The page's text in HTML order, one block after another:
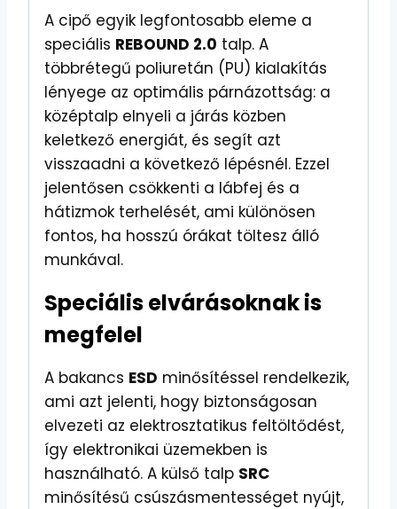
A cipő egyik legfontosabb eleme a
speciális REBOUND 2.0 talp. A
többrétegű poliuretán (PU) kialakítás
lényege az optimális párnázottság: a
középtalp elnyeli a járás közben
keletkező energiát, és segít azt
visszaadni a következő lépésnél. Ezzel
jelentősen csökkenti a lábfej és a
hátizmok terhelését, ami különösen
fontos, ha hosszú órákat töltesz álló
munkával.
Speciális elvárásoknak is
megfelel
A bakancs ESD minősítéssel rendelkezik,
ami azt jelenti, hogy biztonságosan
elvezeti az elektrosztatikus feltöltődést,
így elektronikai üzemekben is
használható. A külső talp SRC
minősítésű csúszásmentességet nyújt,